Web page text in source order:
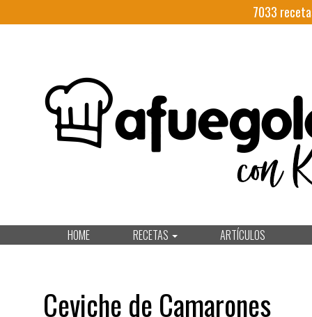
7033
HOME RECETAS ARTÍCULOS
Ceviche de Camarones